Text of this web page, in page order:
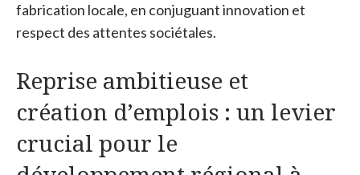
fabrication locale, en conjuguant innovation et
respect des attentes sociétales.
Reprise ambitieuse et
création d’emplois : un levier
crucial pour le